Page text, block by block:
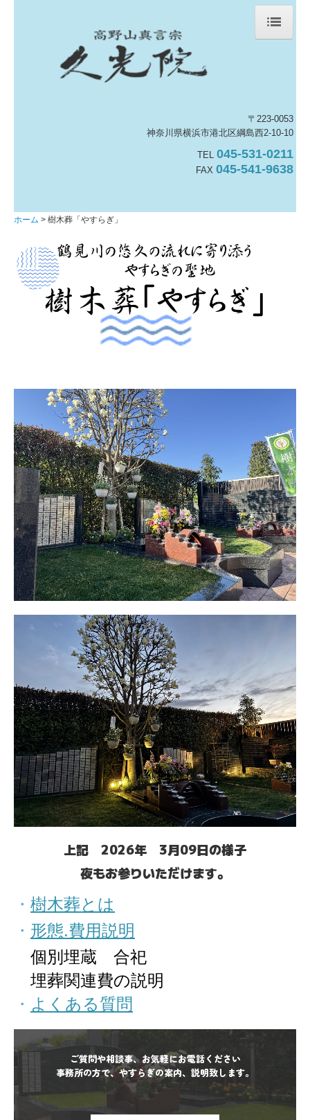
次回の写経・阿字観・夕勤行
久光院 節分会星祭
久光院 春のお彼岸
久光院 新盆・お盆
秋の彼岸会・土砂加持法要
久光院の法事・各仏事
久光院斎場
久光院日記
久光院のお墓
久光院の室内墓所(霊廟)
久光院の行事予定
心に願いを写経会
癒しの阿字観（瞑想）
日常に一息を 久光院夕勤行
よくある質問
〒223-0053
神奈川県横浜市港北区綱島西2-10-10
TEL 045-531-0211
FAX 045-541-9638
ホーム 樹木葬「やすらぎ」
上記 2026年 3月09日の様子
夜もお参りいただけます。
・ 樹木葬とは
・ 形態.費用説明
個別埋蔵 合祀
埋葬関連費の説明
・ よくある質問
ご質問や相談事、お気軽にお電話ください